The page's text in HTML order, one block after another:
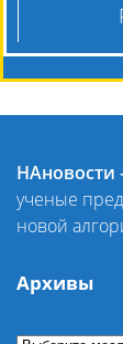
НАновости
ученые
новой
Архивы